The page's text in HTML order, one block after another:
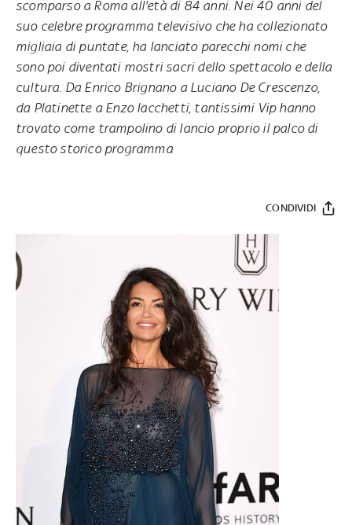
scomparso a Roma all'età di 84 anni. Nei 40 anni del
suo celebre programma televisivo che ha collezionato
migliaia di puntate, ha lanciato parecchi nomi che
sono poi diventati mostri sacri dello spettacolo e della
cultura. Da Enrico Brignano a Luciano De Crescenzo,
da Platinette a Enzo Iacchetti, tantissimi Vip hanno
trovato come trampolino di lancio proprio il palco di
questo storico programma
CONDIVIDI